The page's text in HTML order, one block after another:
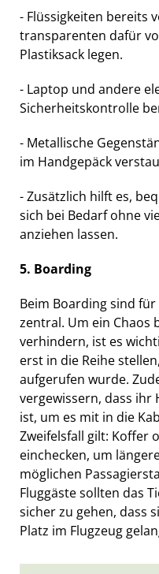
- Flüssigkeiten bereits
transparenten dafür
Plastiksack legen.
- Laptop und andere
Sicherheitskontrolle
- Metallische
im Handgepäck
- Zusätzlich hilft es,
sich bei Bedarf ohne
anziehen lassen.
5. Boarding
Beim Boarding sind
zentral. Um ein Chaos
verhindern, ist es
erst in die Reihe
aufgerufen wurde.
vergewissern, dass ihr
ist, um es mit in die
Zweifelsfall gilt: Koffer
einchecken, um
möglichen
Fluggäste sollten das
sicher zu gehen, dass
Platz im Flugzeug